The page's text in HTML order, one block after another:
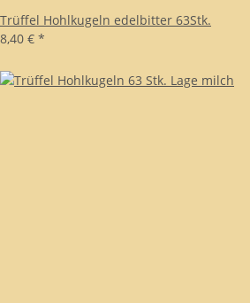
Trüffel Hohlkugeln edelbitter 63Stk.
8,40 € *